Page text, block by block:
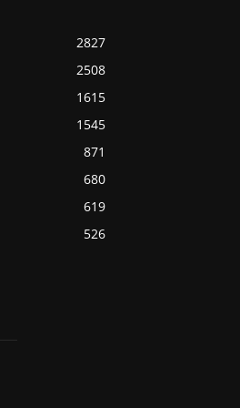
2827
2508
1615
1545
871
680
619
526